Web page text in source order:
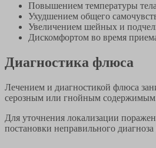
Повышением температуры
Ухудшением общего
Увеличением шейных и
Дискомфортом во время
Диагностика флюса
Лечением и диагностикой флюса
серозным или гнойным
Для уточнения локализации
постановки неправильного диагноза